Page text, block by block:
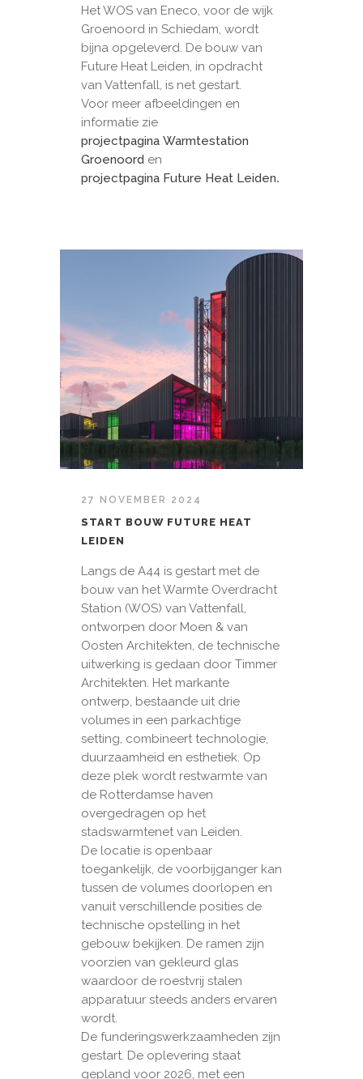
Het WOS van Eneco, voor de wijk
Groenoord in Schiedam, wordt
bijna opgeleverd. De bouw van
Future Heat Leiden, in opdracht
van Vattenfall, is net gestart.
Voor meer afbeeldingen en
informatie zie
projectpagina Warmtestation
Groenoord en
projectpagina Future Heat Leiden.
27 NOVEMBER 2024
START BOUW FUTURE HEAT
LEIDEN
Langs de A44 is gestart met de
bouw van het Warmte Overdracht
Station (WOS) van Vattenfall,
ontworpen door Moen & van
Oosten Architekten, de technische
uitwerking is gedaan door Timmer
Architekten. Het markante
ontwerp, bestaande uit drie
volumes in een parkachtige
setting, combineert technologie,
duurzaamheid en esthetiek. Op
deze plek wordt restwarmte van
de Rotterdamse haven
overgedragen op het
stadswarmtenet van Leiden.
De locatie is openbaar
toegankelijk, de voorbijganger kan
tussen de volumes doorlopen en
vanuit verschillende posities de
technische opstelling in het
gebouw bekijken. De ramen zijn
voorzien van gekleurd glas
waardoor de roestvrij stalen
apparatuur steeds anders ervaren
wordt.
De funderingswerkzaamheden zijn
gestart. De oplevering staat
gepland voor 2026, met een